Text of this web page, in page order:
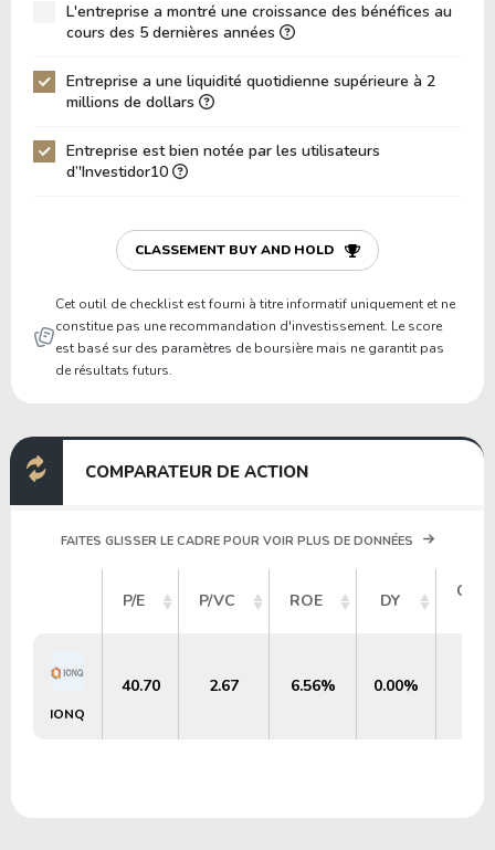
Dette Brute / Capitaux Propres
Capitaux Propres / Actifs
0.58
Passifs / Actifs
Ratio de Liquidité
P/Actif Circulant Net
L'entreprise a montré une croissance des bénéfices au
cours des 5 dernières années
Entreprise a une liquidité quotidienne supérieure à 2
millions de dollars
Entreprise est bien notée par les utilisateurs
d’'Investidor10
CLASSEMENT BUY AND HOLD
Cet outil de checklist est fourni à titre informatif uniquement et ne
constitue pas une recommandation d'investissement. Le score
est basé sur des paramètres de boursière mais ne garantit pas
de résultats futurs.
COMPARATEUR DE ACTION
FAITES GLISSER LE CADRE POUR VOIR PLUS DE DONNÉES
P/E P/VC ROE DY
IONQ
40.70 2.67 6.56% 0.00%